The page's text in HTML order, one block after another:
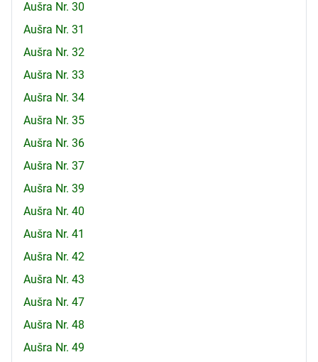
Aušra Nr. 30
Aušra Nr. 31
Aušra Nr. 32
Aušra Nr. 33
Aušra Nr. 34
Aušra Nr. 35
Aušra Nr. 36
Aušra Nr. 37
Aušra Nr. 39
Aušra Nr. 40
Aušra Nr. 41
Aušra Nr. 42
Aušra Nr. 43
Aušra Nr. 47
Aušra Nr. 48
Aušra Nr. 49